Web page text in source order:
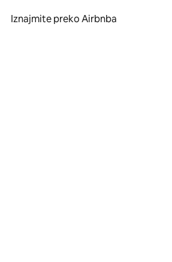
Iznajmite preko Airbnba